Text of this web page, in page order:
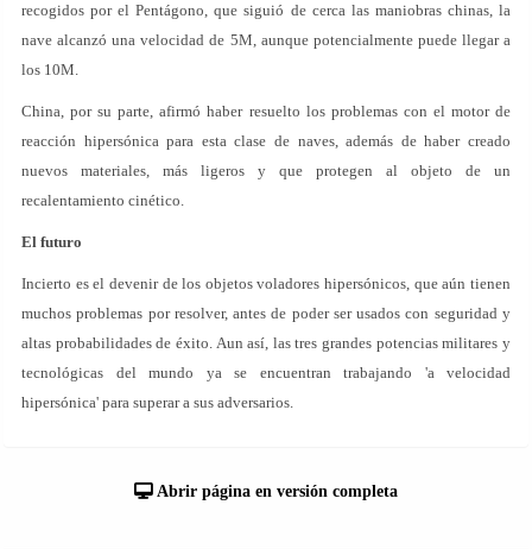
recogidos por el Pentágono, que siguió de cerca las maniobras chinas, la
nave alcanzó una velocidad de 5M, aunque potencialmente puede llegar a
los 10M.
China, por su parte, afirmó haber resuelto los problemas con el motor de
reacción hipersónica para esta clase de naves, además de haber creado
nuevos materiales, más ligeros y que protegen al objeto de un
recalentamiento cinético.
El futuro
Incierto es el devenir de los objetos voladores hipersónicos, que aún tienen
muchos problemas por resolver, antes de poder ser usados con seguridad y
altas probabilidades de éxito. Aun así, las tres grandes potencias militares y
tecnológicas del mundo ya se encuentran trabajando 'a velocidad
hipersónica' para superar a sus adversarios.
Abrir página en versión completa